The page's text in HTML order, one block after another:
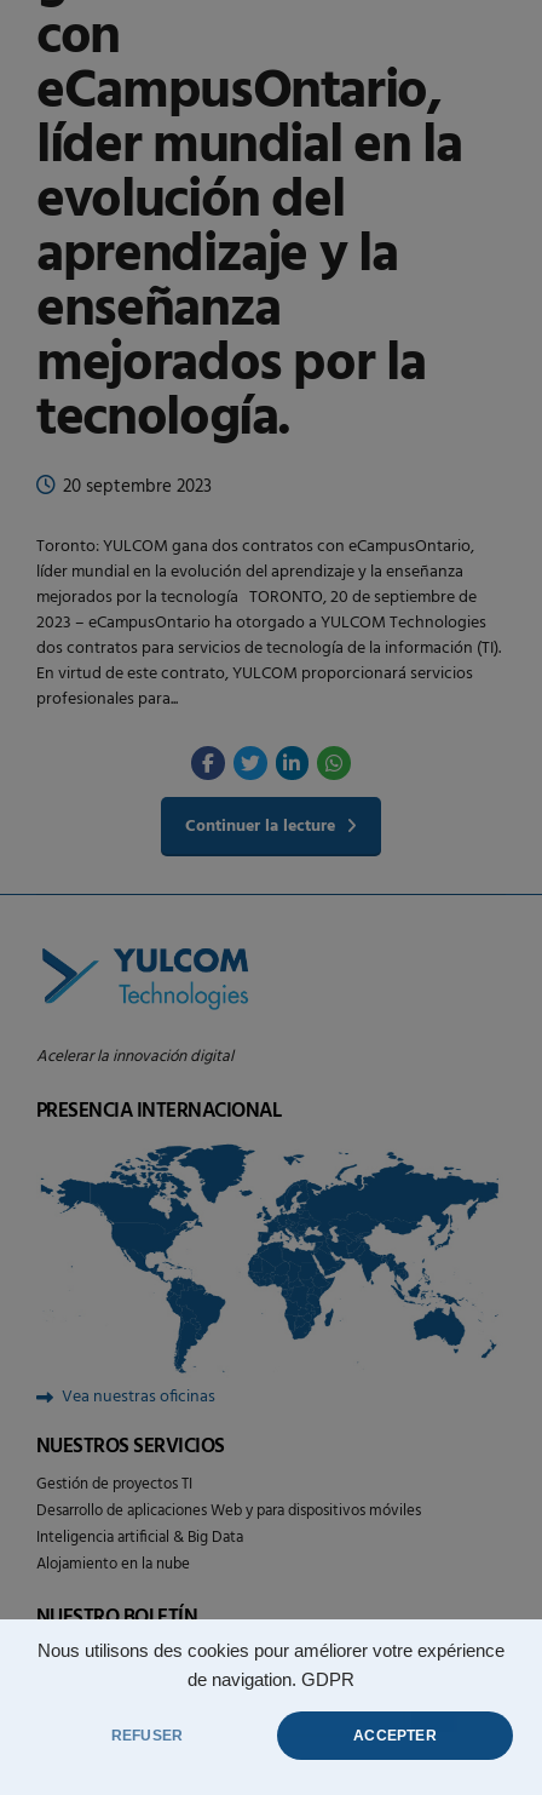
Nous utilisons des cookies pour améliorer votre expérience
de navigation. GDPR
REFUSER ACCEPTER
con
eCampusOntario,
líder mundial en la
evolución del
aprendizaje y la
enseñanza
mejorados por la
tecnología.
20 septembre 2023
Toronto: YULCOM gana dos contratos con eCampusOntario,
líder mundial en la evolución del aprendizaje y la enseñanza
mejorados por la tecnología TORONTO, 20 de septiembre de
2023 – eCampusOntario ha otorgado a YULCOM Technologies
dos contratos para servicios de tecnología de la información (TI).
En virtud de este contrato, YULCOM proporcionará servicios
profesionales para...
Continuer la lecture
Acelerar la innovación digital
PRESENCIA INTERNACIONAL
Vea nuestras oficinas
NUESTROS SERVICIOS
Gestión de proyectos TI
Desarrollo de aplicaciones Web y para dispositivos móviles
Inteligencia artificial & Big Data
Alojamiento en la nube
NUESTRO BOLETÍN
Siga la actualidad de las tecnologías YULCOM